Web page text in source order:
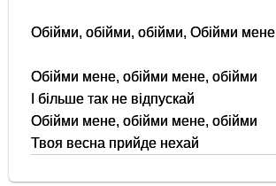
Обійми, обійми, обійми, Обійми мене
Обійми мене, обійми мене, обійми
І більше так не відпускай
Обійми мене, обійми мене, обійми
Твоя весна прийде нехай